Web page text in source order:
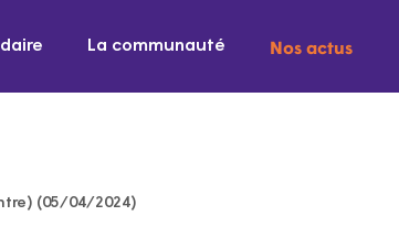
La communauté Nos actus
(05/04/2024)